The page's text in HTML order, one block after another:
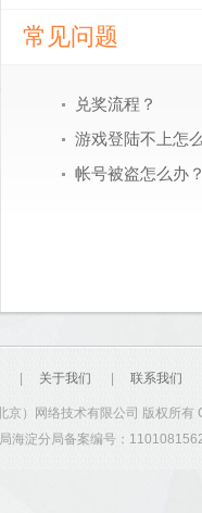
常见问题
兑奖流程？
游戏登陆不上怎
帐号被盗怎么办
关于我们 联系我们
京）网络技术有限公司 版权所
海淀分局备案编号：